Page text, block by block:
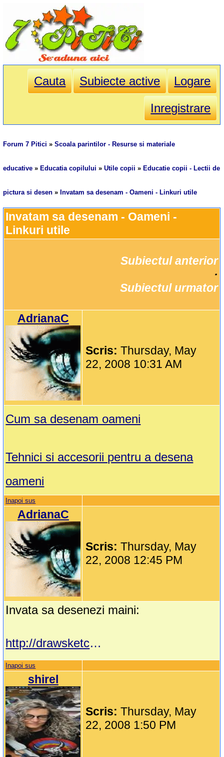
Cauta Subiecte active
Logare
Inregistrare
Forum 7 Pitici »Scoala parintilor - Resurse si materiale
educative » Educatia copilului »Utile copii » Educatie copii - Lectii de
pictura si desen » Invatam sa desenam - Oameni - Linkuri utile
Invatam sa desenam - Oameni -
Linkuri utile
Subiectul anterior
Subiectul urmator
AdrianaC
Scris:Thursday, May
22, 2008 10:31 AM
Cum sa desenam oameni
Tehnici si accesorii pentru a desena
oameni
Inapoi sus
AdrianaC
Scris:Thursday, May
22, 2008 12:45 PM
Invata sa desenezi maini:
http://drawsketch.about.com/library/weekly/aa112402a.htm
Inapoi sus
shirel
Scris:Thursday, May
22, 2008 1:50 PM